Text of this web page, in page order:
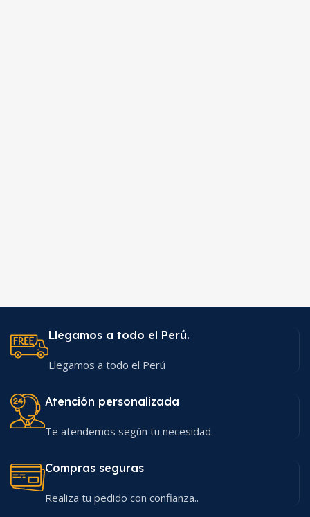
Llegamos a todo el Perú.
Llegamos a todo el Perú
Atención personalizada
Te atendemos según tu necesidad.
Compras seguras
Realiza tu pedido con confianza..